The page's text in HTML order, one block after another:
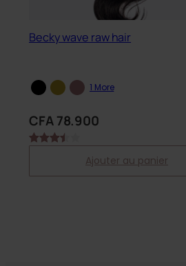
Becky wave raw hair
1 More
CFA78.900
Ajouter au panier